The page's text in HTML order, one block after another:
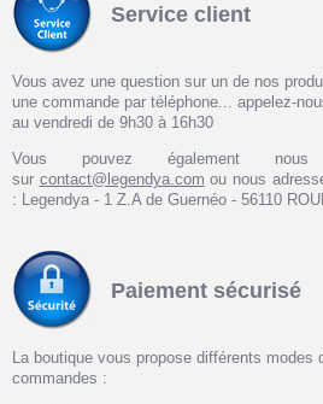
Service client
Vous avez une question sur un de nos
une commande par téléphone... appelez-
au vendredi de 9h30 à 16h30
Vous pouvez également
sur contact@legendya.com ou nous
: Legendya - 1 Z.A de Guernéo - 56110
Paiement sécurisé
La boutique vous propose différents modes
commandes :